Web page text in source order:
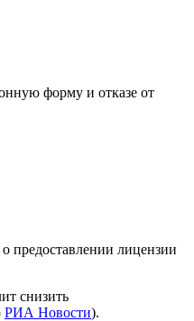
форму и отказе от
предоставлении лицензии
снизить
РИА Новости).